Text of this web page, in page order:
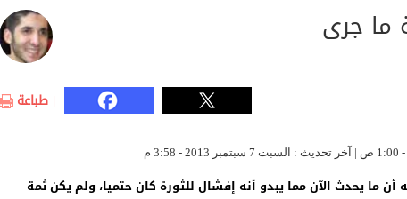
جرى
| طباعة
ما يحدث الآن مما يبدو أنه إفشال للثورة كان حتميا، ولم يكن ثمة